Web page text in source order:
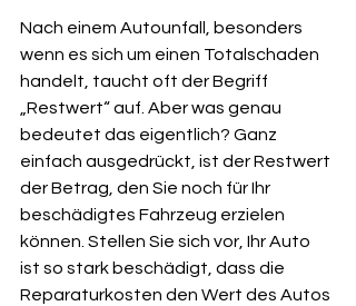
Nach einem Autounfall, besonders
wenn es sich um einen Totalschaden
handelt, taucht oft der Begriff
„Restwert“ auf. Aber was genau
bedeutet das eigentlich? Ganz
einfach ausgedrückt, ist der Restwert
der Betrag, den Sie noch für Ihr
beschädigtes Fahrzeug erzielen
können. Stellen Sie sich vor, Ihr Auto
ist so stark beschädigt, dass die
Reparaturkosten den Wert des Autos